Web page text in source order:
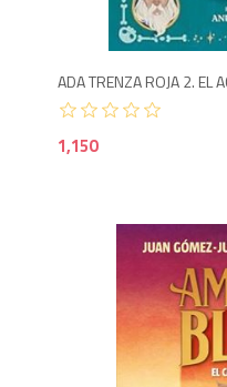
ADA TRENZA ROJA 2. EL
1,150